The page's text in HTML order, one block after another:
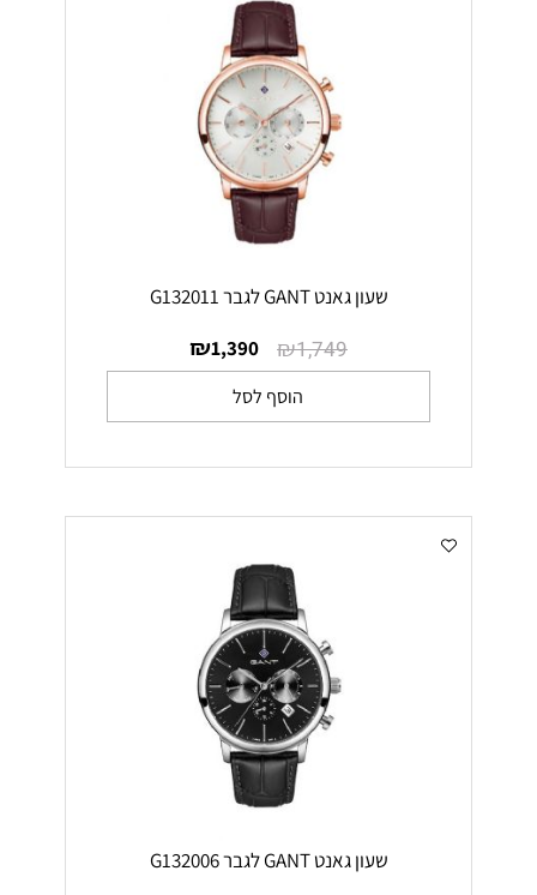
שעון גאנט GANT לגבר G132011
₪1,749
₪1,390
הוסף לסל
שעון גאנט GANT לגבר G132006